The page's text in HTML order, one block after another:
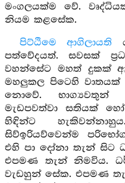
මංගලයක්ම වේ.
නියම කළසේක.
පිට්ඨිමෙ ආගිලායති
පත්වේදයත්. සවසක්
වහන්සේට මහත් දුකක්
මහලුකල පිටෙහි
නොවේ. භාග්‍යවතුන්
මැඩපවත්වා සතියක්
හිඳින්ට
සිව්ඉරියව්වෙන්ම
එහි පා දෝනා තැන් සිට
එපමණ තැන් නිමවිය.
වැඩහුන් සේක. එපමණ